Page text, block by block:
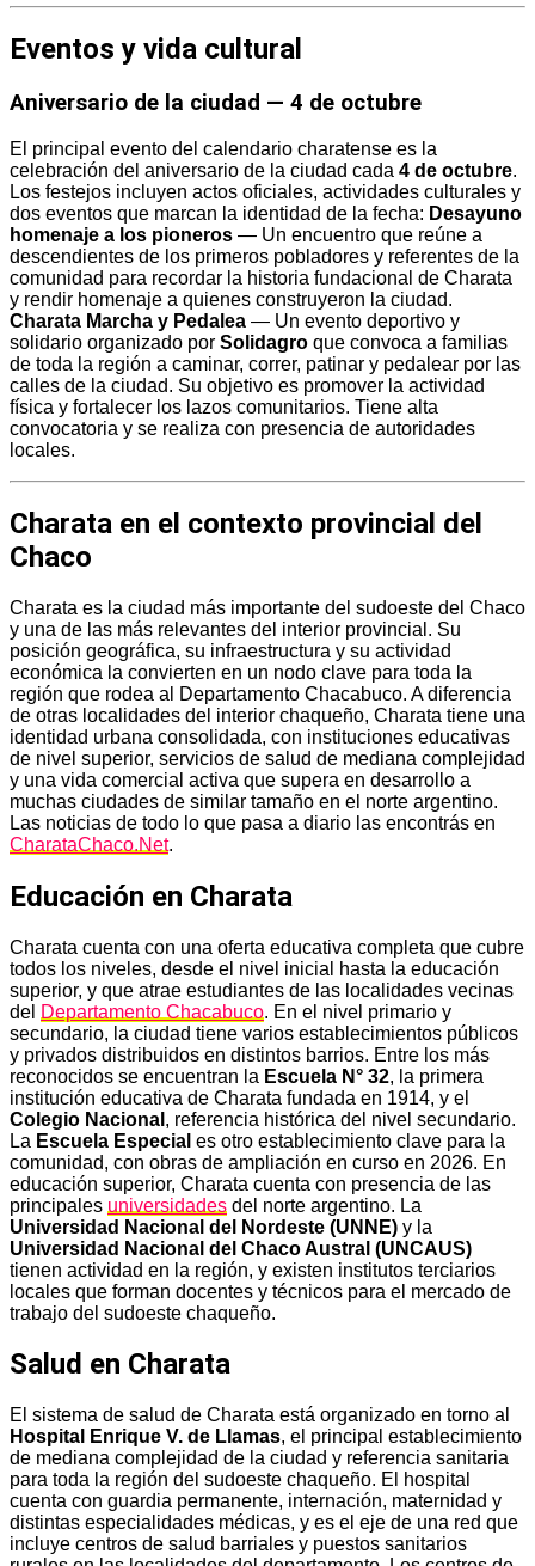
Eventos y vida cultural
Aniversario de la ciudad — 4 de octubre
El principal evento del calendario charatense es la
celebración del aniversario de la ciudad cada 4 de octubre.
Los festejos incluyen actos oficiales, actividades culturales y
dos eventos que marcan la identidad de la fecha: Desayuno
homenaje a los pioneros — Un encuentro que reúne a
descendientes de los primeros pobladores y referentes de la
comunidad para recordar la historia fundacional de Charata
y rendir homenaje a quienes construyeron la ciudad.
Charata Marcha y Pedalea — Un evento deportivo y
solidario organizado por Solidagro que convoca a familias
de toda la región a caminar, correr, patinar y pedalear por las
calles de la ciudad. Su objetivo es promover la actividad
física y fortalecer los lazos comunitarios. Tiene alta
convocatoria y se realiza con presencia de autoridades
locales.
Charata en el contexto provincial del
Chaco
Charata es la ciudad más importante del sudoeste del Chaco
y una de las más relevantes del interior provincial. Su
posición geográfica, su infraestructura y su actividad
económica la convierten en un nodo clave para toda la
región que rodea al Departamento Chacabuco. A diferencia
de otras localidades del interior chaqueño, Charata tiene una
identidad urbana consolidada, con instituciones educativas
de nivel superior, servicios de salud de mediana complejidad
y una vida comercial activa que supera en desarrollo a
muchas ciudades de similar tamaño en el norte argentino.
Las noticias de todo lo que pasa a diario las encontrás en
CharataChaco.Net.
Educación en Charata
Charata cuenta con una oferta educativa completa que cubre
todos los niveles, desde el nivel inicial hasta la educación
superior, y que atrae estudiantes de las localidades vecinas
del Departamento Chacabuco. En el nivel primario y
secundario, la ciudad tiene varios establecimientos públicos
y privados distribuidos en distintos barrios. Entre los más
reconocidos se encuentran la Escuela N° 32, la primera
institución educativa de Charata fundada en 1914, y el
Colegio Nacional , referencia histórica del nivel secundario.
La Escuela Especial es otro establecimiento clave para la
comunidad, con obras de ampliación en curso en 2026. En
educación superior, Charata cuenta con presencia de las
principales universidades del norte argentino. La
Universidad Nacional del Nordeste (UNNE) y la
Universidad Nacional del Chaco Austral (UNCAUS)
tienen actividad en la región, y existen institutos terciarios
locales que forman docentes y técnicos para el mercado de
trabajo del sudoeste chaqueño.
Salud en Charata
El sistema de salud de Charata está organizado en torno al
Hospital Enrique V. de Llamas, el principal establecimiento
de mediana complejidad de la ciudad y referencia sanitaria
para toda la región del sudoeste chaqueño. El hospital
cuenta con guardia permanente, internación, maternidad y
distintas especialidades médicas, y es el eje de una red que
incluye centros de salud barriales y puestos sanitarios